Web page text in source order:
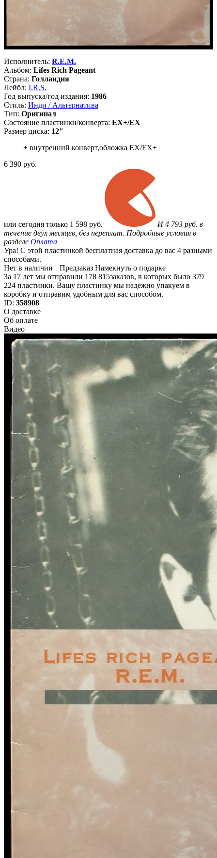
Исполнитель: R.E.M.
Альбом: Lifes Rich Pageant
Страна: Голландия
Лейбл: I.R.S.
Год выпуска/год издания: 1986
Стиль: Инди / Альтернатива
Тип: Оригинал
Состояние пластинки/конверта: EX+/EX
Размер диска: 12"
+ внутренний конверт,обложка EX/EX+
6 390 руб.
или сегодня только 1 598 руб.
И 4 793 руб. в
течение двух месяцев, без переплат. Подробные условия в
разделе Оплата
Ура! С этой пластинкой бесплатная доставка до вас 4 разными
способами.
Нет в наличии
Предзаказ Намекнуть о подарке
За 17 лет мы отправили 178 815заказов, в которых было 379
224 пластинки. Вашу пластинку мы надежно упакуем в
коробку и отправим удобным для вас способом.
ID: 358908
О доставке
Об оплате
Видео